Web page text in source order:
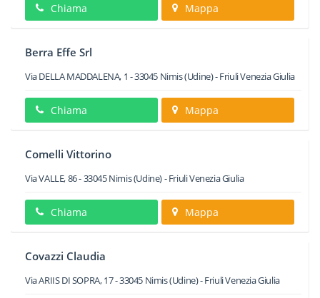
Chiama Mappa
Berra Effe Srl
Via DELLA MADDALENA, 1 -33045 Nimis(Udine) -Friuli Venezia Giulia
Chiama Mappa
Comelli Vittorino
Via VALLE, 86-33045Nimis(Udine) -Friuli Venezia Giulia
Chiama Mappa
Covazzi Claudia
Via ARIIS DI SOPRA, 17-33045 Nimis(Udine) -Friuli Venezia Giulia